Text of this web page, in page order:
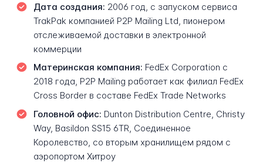
Дата создания: 2006 год, с запуском сервиса
TrakPak компанией P2P Mailing Ltd, пионером
отслеживаемой доставки в электронной
коммерции
Материнская компания: FedEx Corporation с
2018 года, P2P Mailing работает как филиал FedEx
Cross Border в составе FedEx Trade Networks
Головной офис: Dunton Distribution Centre, Christy
Way, Basildon SS15 6TR, Соединенное
Королевство, со вторым хранилищем рядом с
аэропортом Хитроу